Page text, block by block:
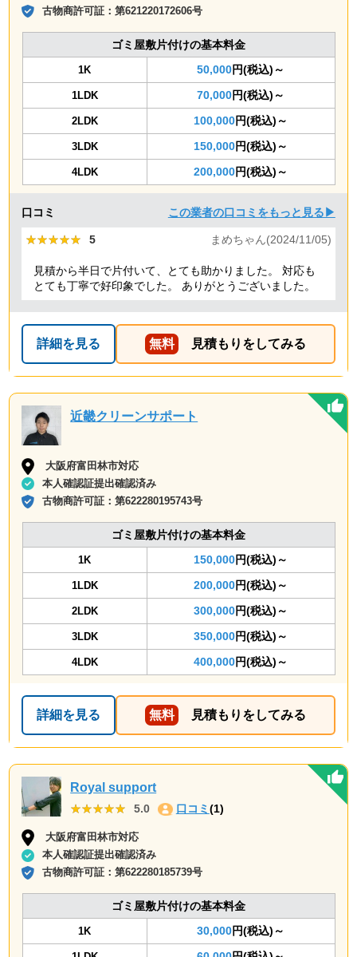
古物商許可証：第621220172606号
ゴミ屋敷片付けの基本料金
1K 50,000円(税込)～
1LDK 70,000円(税込)～
2LDK 100,000円(税込)～
3LDK 150,000円(税込)～
4LDK 200,000円(税込)～
口コミ この業者の口コミをもっと見る▶
★★★★★
★★★★★ 5 まめちゃん(2024/11/05)
見積から半日で片付いて、とても助かりました。 対応も
とても丁寧で好印象でした。 ありがとうございました。
詳細を見る 無料 見積もりをしてみる
近畿クリーンサポート
大阪府富田林市対応
本人確認証提出確認済み
古物商許可証：第622280195743号
ゴミ屋敷片付けの基本料金
1K 150,000円(税込)～
1LDK 200,000円(税込)～
2LDK 300,000円(税込)～
3LDK 350,000円(税込)～
4LDK 400,000円(税込)～
詳細を見る 無料 見積もりをしてみる
Royal support
★★★★★
★★★★★ 5.0 口コミ (1)
大阪府富田林市対応
本人確認証提出確認済み
古物商許可証：第622280185739号
ゴミ屋敷片付けの基本料金
1K 30,000円(税込)～